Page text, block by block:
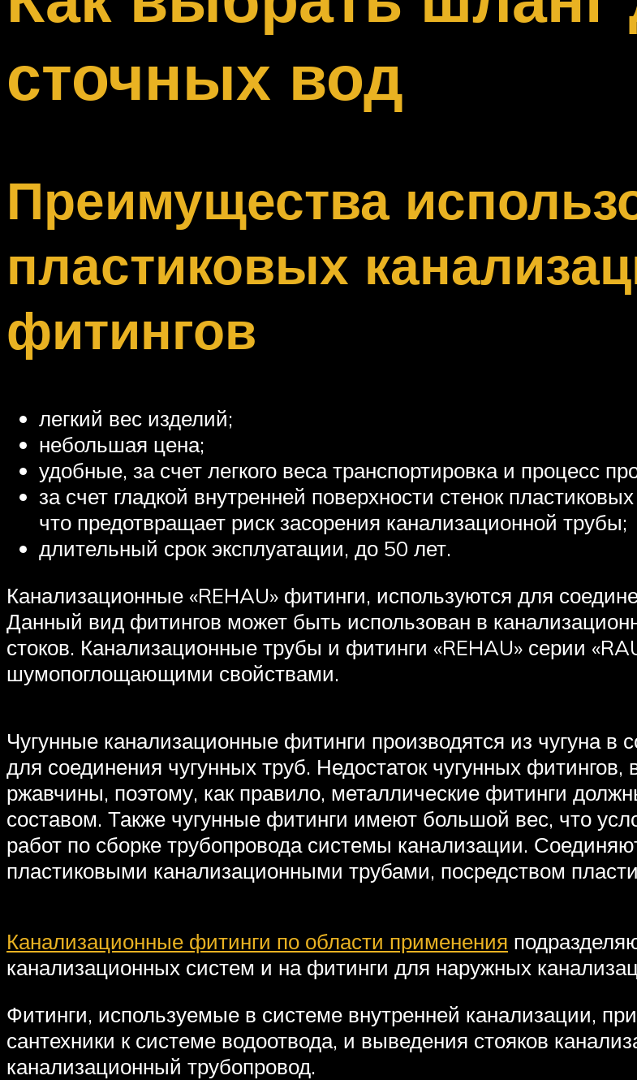
сточных вод
Преимущества
пластиковых
фитингов
легкий вес изделий;
небольшая цена;
удобные, за счет легкого веса транспортировка и процесс
за счет гладкой внутренней поверхности стенок
что предотвращает риск засорения канализационной трубы;
длительный срок эксплуатации, до 50 лет.
Канализационные «REHAU» фитинги, используются для
Данный вид фитингов может быть использован в
стоков. Канализационные трубы и фитинги «REHAU» серии
шумопоглощающими свойствами.
Чугунные канализационные фитинги производятся из чугуна
для соединения чугунных труб. Недостаток чугунных
ржавчины, поэтому, как правило, металлические фитинги
составом. Также чугунные фитинги имеют большой вес, что
работ по сборке трубопровода системы канализации.
пластиковыми канализационными трубами, посредством
Канализационные фитинги по области применения
канализационных систем и на фитинги для наружных
Фитинги, используемые в системе внутренней канализации,
сантехники к системе водоотвода, и выведения стояков
канализационный трубопровод.